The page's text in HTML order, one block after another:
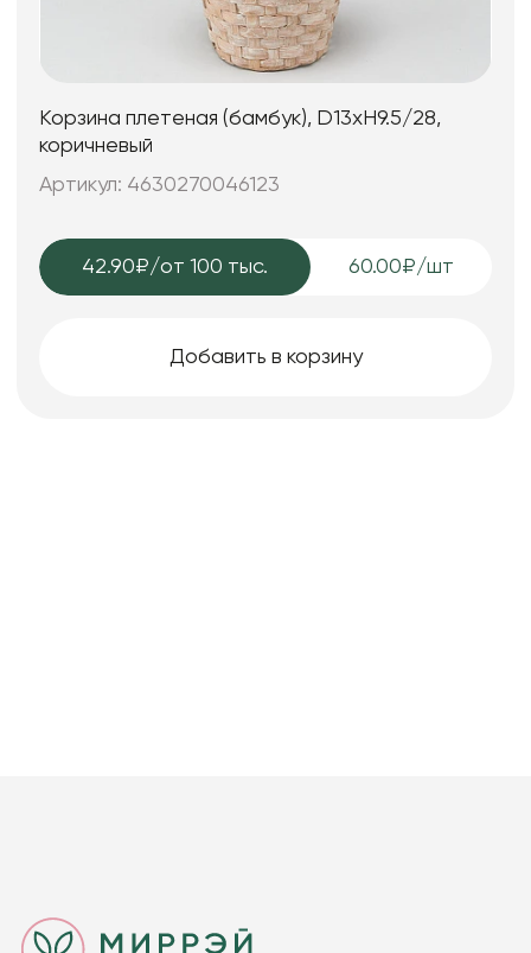
Корзина плетеная (бамбук), D13xH9.5/28,
коричневый
Артикул: 4630270046123
42.90₽/от 100 тыс. 60.00₽/шт
Добавить в корзину